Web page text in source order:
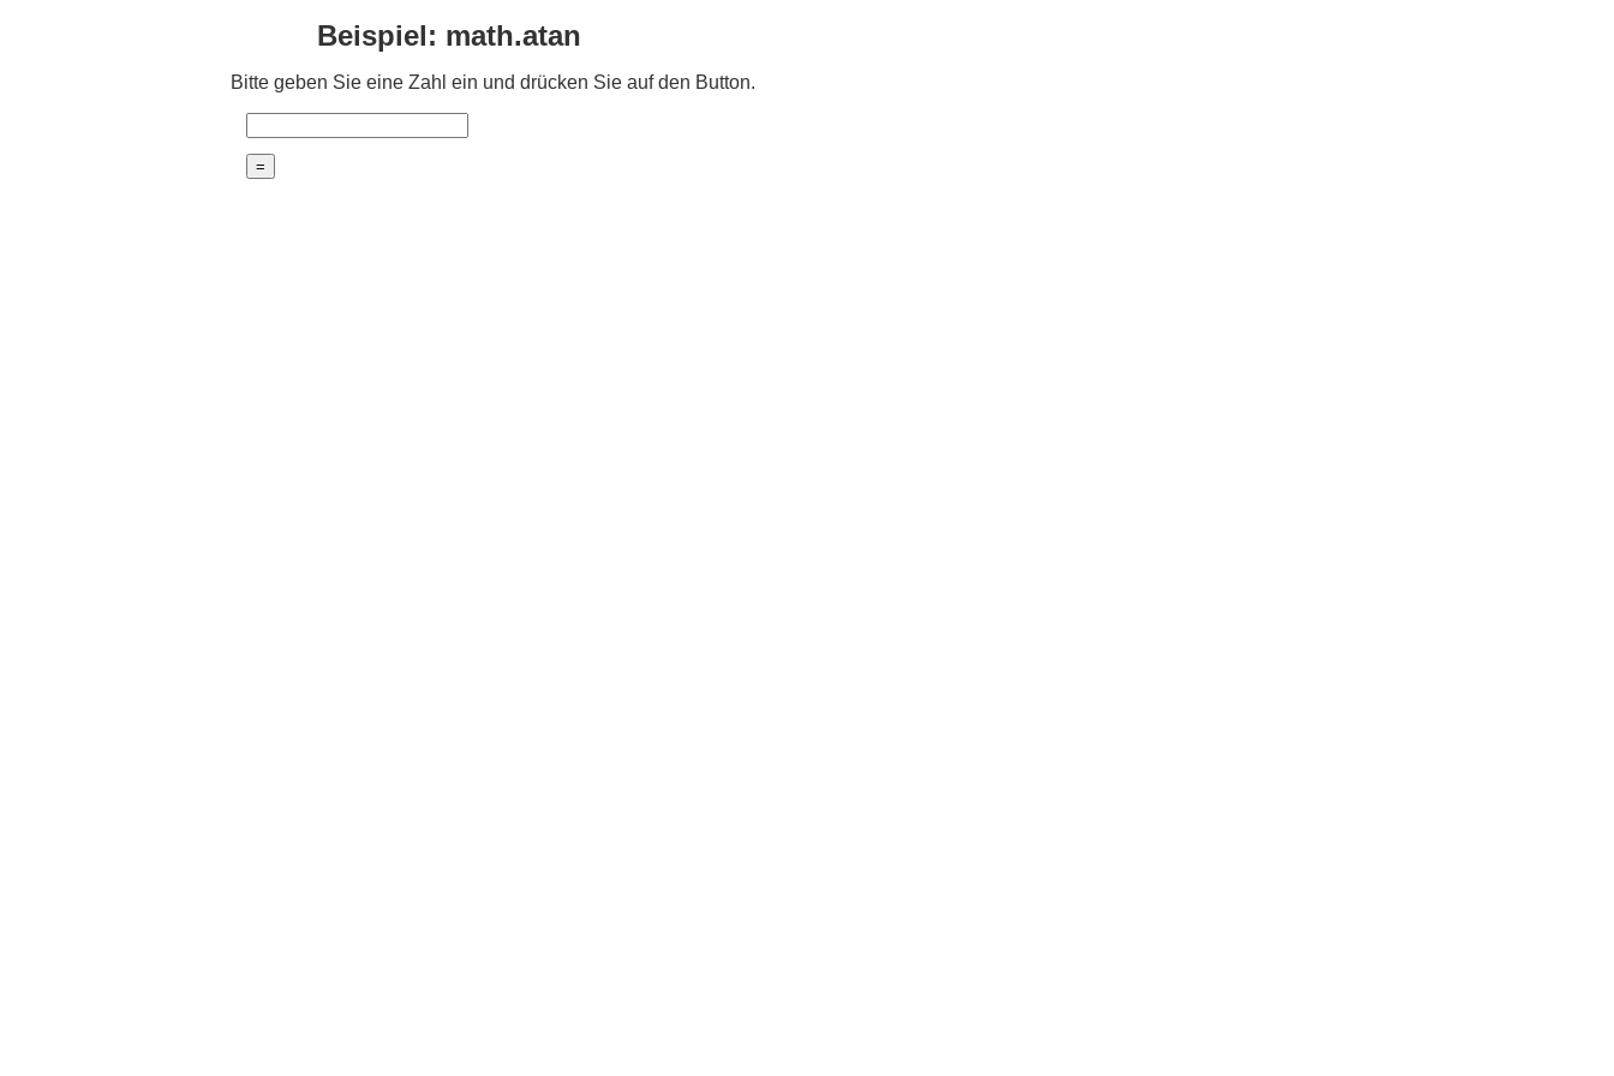
Beispiel: math.atan
Bitte geben Sie eine Zahl ein und drücken Sie auf den Button.